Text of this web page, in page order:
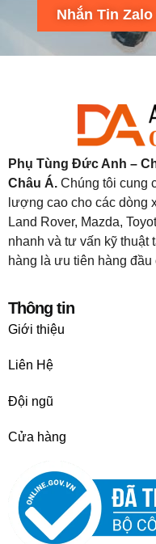
Nhắn Tin Zalo
Phụ Tùng Đức Anh –
Châu Á. Chúng tôi cung
lượng cao cho các dòng
Land Rover, Mazda,
nhanh và tư vấn kỹ thuật
hàng là ưu tiên hàng
Thông tin
Giới thiệu
Liên Hệ
Đội ngũ
Cửa hàng